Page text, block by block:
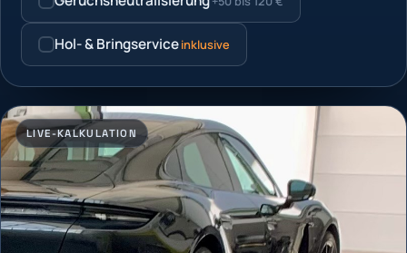
Hol- & Bringserviceinklusive
LIVE-KALKULATION